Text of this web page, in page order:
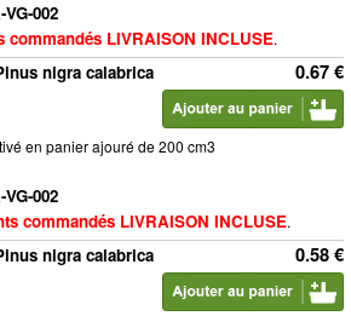
VG-002
commandés LIVRAISON INCLUSE.
0.67 €
nigra calabrica
en panier ajouré de 200 cm3
VG-002
commandés LIVRAISON INCLUSE.
0.58 €
nigra calabrica